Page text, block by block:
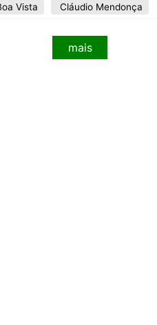
Vista Cláudio Mendonça
mais